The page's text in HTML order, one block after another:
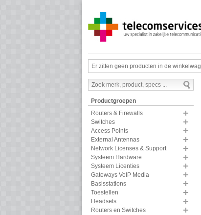
Er zitten geen producten in de
Productgroepen
Routers & Firewalls
Switches
Access Points
External Antennas
Network Licenses & Support
Systeem Hardware
Systeem Licenties
Gateways VoIP Media
Basisstations
Toestellen
Headsets
Routers en Switches